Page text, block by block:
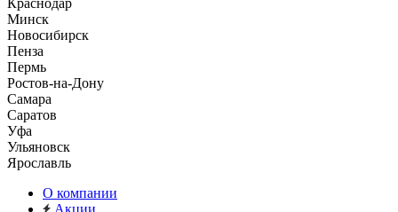
Краснодар
Минск
Новосибирск
Пенза
Пермь
Ростов-на-Дону
Самара
Саратов
Уфа
Ульяновск
Ярославль
О компании
Акции